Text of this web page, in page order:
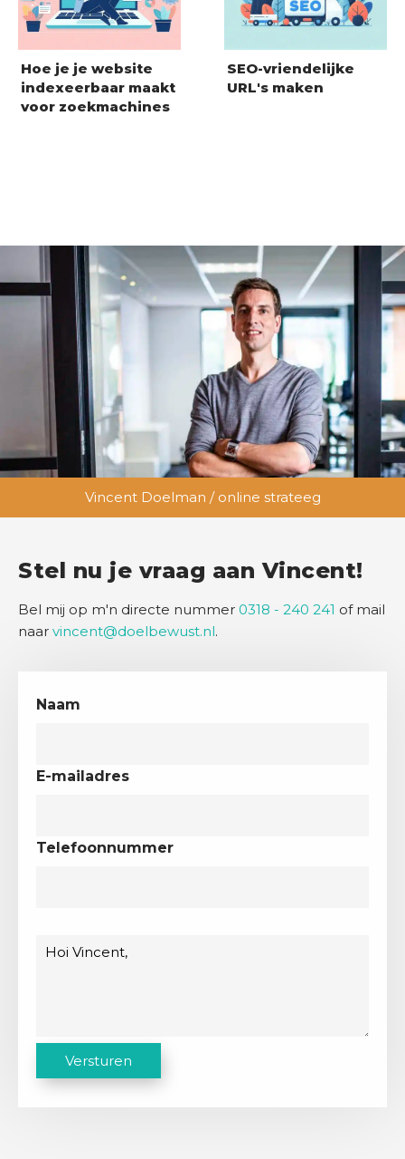
Hoe je je website
indexeerbaar maakt
voor zoekmachines
SEO-vriendelijke
URL's maken
Vincent Doelman / online strateeg
Stel nu je vraag aan Vincent!
Bel mij op m'n directe nummer 0318 - 240 241 of mail
naar vincent@doelbewust.nl.
Naam
E-mailadres
Telefoonnummer
A
Versturen